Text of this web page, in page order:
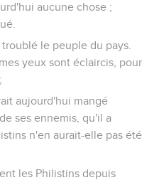
aucune chose ;
le peuple du pays.
yeux sont éclaircis, pour
aujourd'hui mangé
ses ennemis, qu'il a
n'en aurait-elle pas été
les Philistins depuis